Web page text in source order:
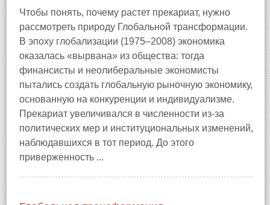
Чтобы понять, почему растет прекариат, нужно
рассмотреть природу Глобальной трансформации.
В эпоху глобализации (1975–2008) экономика
оказалась «вырвана» из общества: тогда
финансисты и неолиберальные экономисты
пытались создать глобальную рыночную экономику,
основанную на конкуренции и индивидуализме.
Прекариат увеличивался в численности из‑за
политических мер и институциональных изменений,
наблюдавшихся в тот период. До этого
приверженность ...